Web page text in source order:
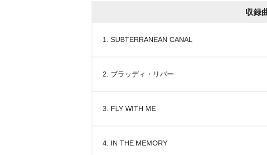
収録
1. SUBTERRANEAN CANAL
2. ブラッディ・リバー
3. FLY WITH ME
4. IN THE MEMORY